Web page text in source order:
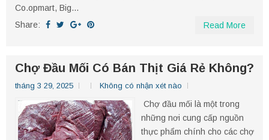
Co.opmart, Big...
Share:
Read More
Chợ Đầu Mối Có Bán Thịt Giá Rẻ Không?
tháng 3 29, 2025 Không có nhận xét nào
Chợ đầu mối là một trong
những nơi cung cấp nguồn
thực phẩm chính cho các chợ